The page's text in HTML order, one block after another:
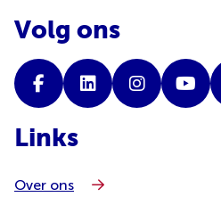
Volg ons
Links
Over ons